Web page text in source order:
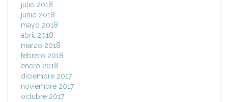
julio 2018
junio 2018
mayo 2018
abril 2018
marzo 2018
febrero 2018
enero 2018
diciembre 2017
noviembre 2017
octubre 2017